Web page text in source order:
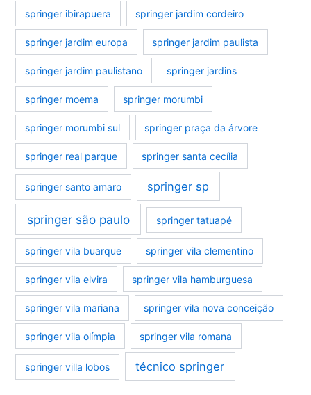
springer ibirapuera springer jardim cordeiro
springer jardim europa springer jardim paulista
springer jardim paulistano springer jardins
springer moema springer morumbi
springer morumbi sul springer praça da árvore
springer real parque springer santa cecília
springer santo amaro springer sp
springer são paulo springer tatuapé
springer vila buarque springer vila clementino
springer vila elvira springer vila hamburguesa
springer vila mariana springer vila nova conceição
springer vila olímpia springer vila romana
springer villa lobos técnico springer